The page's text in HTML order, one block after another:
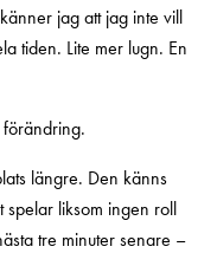
jag att jag inte vill
tiden. Lite mer lugn. En
längre. Den känns
spelar liksom ingen roll
tre minuter senare –